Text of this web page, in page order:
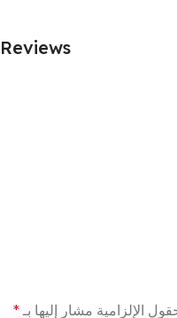
Reviews
الإلزامية مشار إليها بـ *